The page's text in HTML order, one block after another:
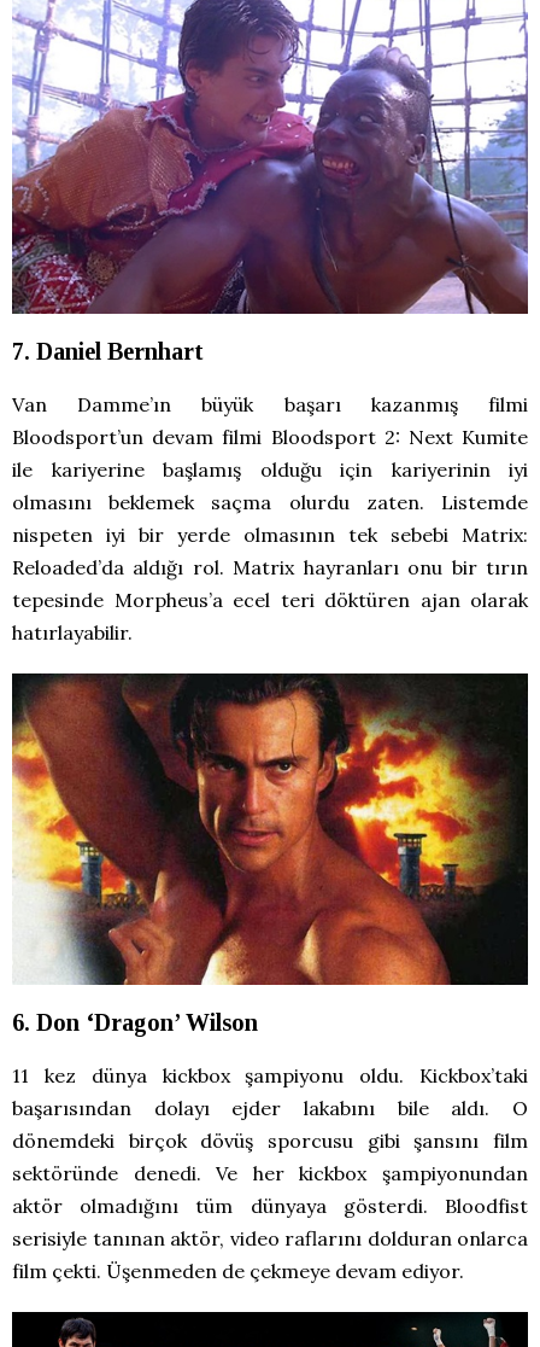
7. Daniel Bernhart
Van Damme’ın büyük başarı kazanmış filmi
Bloodsport’un devam filmi Bloodsport 2: Next Kumite
ile kariyerine başlamış olduğu için kariyerinin iyi
olmasını beklemek saçma olurdu zaten. Listemde
nispeten iyi bir yerde olmasının tek sebebi Matrix:
Reloaded’da aldığı rol. Matrix hayranları onu bir tırın
tepesinde Morpheus’a ecel teri döktüren ajan olarak
hatırlayabilir.
6. Don ‘Dragon’ Wilson
11 kez dünya kickbox şampiyonu oldu. Kickbox’taki
başarısından dolayı ejder lakabını bile aldı. O
dönemdeki birçok dövüş sporcusu gibi şansını film
sektöründe denedi. Ve her kickbox şampiyonundan
aktör olmadığını tüm dünyaya gösterdi. Bloodfist
serisiyle tanınan aktör, video raflarını dolduran onlarca
film çekti. Üşenmeden de çekmeye devam ediyor.